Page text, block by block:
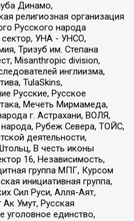
Динамо,
религиозная организация
Русского народа
УНА - УНСО,
Тризуб им. Степана
Misanthropic division,
инглиизма,
TulaSkins,
Русские, Русское
Мечеть Мирмамеда,
г. Астрахани, ВОЛЯ,
Рубеж Севера, ТОЙС,
деятельности,
В честь иконы
16, Независимость,
группа МПГ, Курсом
инициативная группа,
Сил Руси, Алля-Аят,
Ак Умут, Русская
уголовное единство,